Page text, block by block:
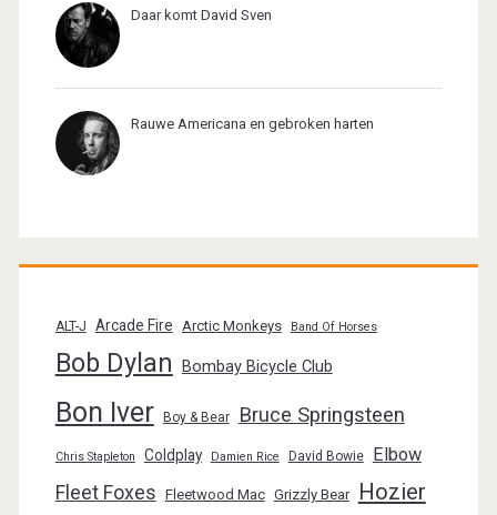
Daar komt David Sven
Rauwe Americana en gebroken harten
ALT-J Arcade Fire Arctic Monkeys Band Of Horses
Bob Dylan Bombay Bicycle Club
Bon Iver Boy & Bear Bruce Springsteen
Chris Stapleton Coldplay Damien Rice David Bowie Elbow
Fleet Foxes Fleetwood Mac Grizzly Bear Hozier